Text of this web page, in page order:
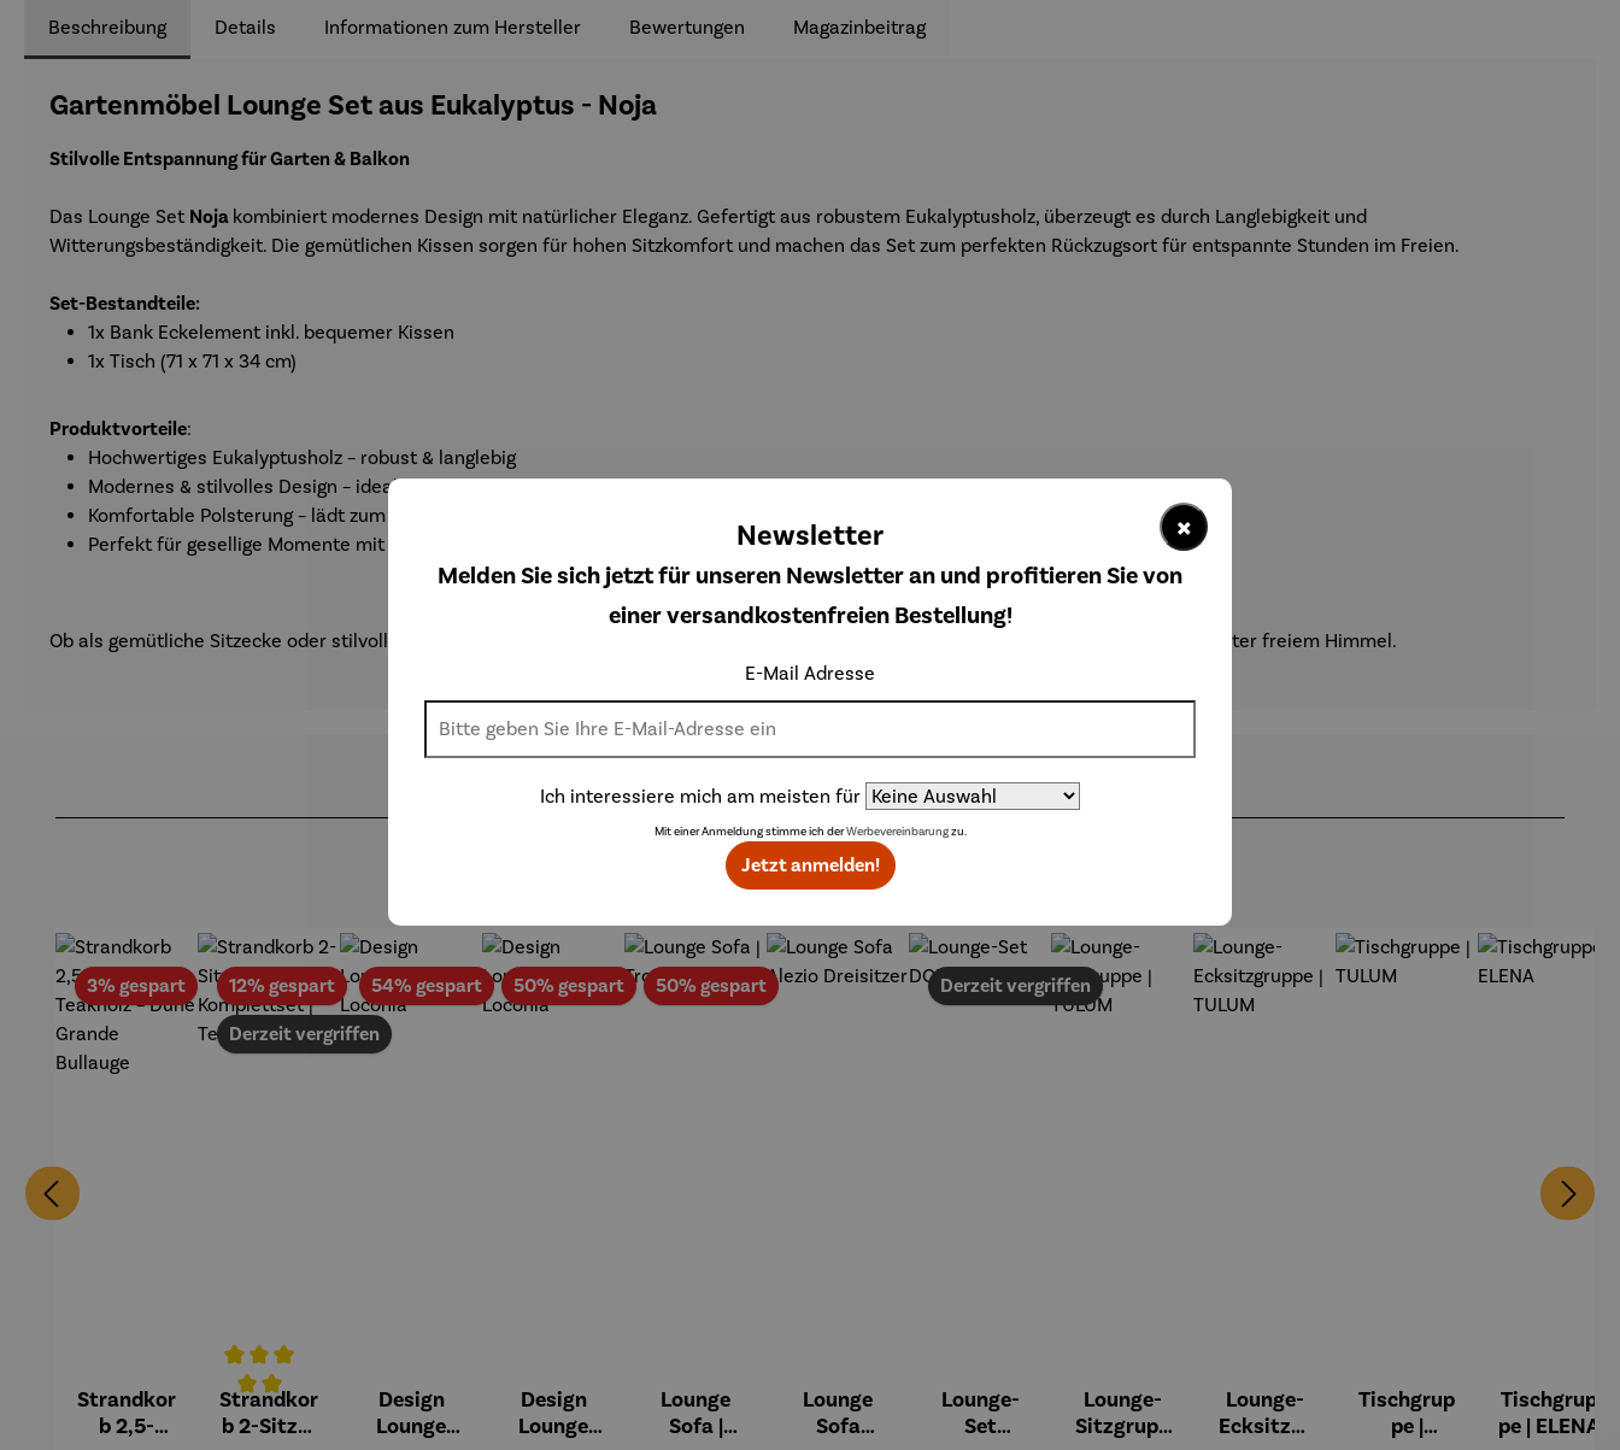
Beschreibung Details Informationen zum Hersteller Bewertungen Magazinbeitrag
Gartenmöbel Lounge Set aus Eukalyptus - Noja
Stilvolle Entspannung für Garten & Balkon
Das Lounge Set Noja kombiniert modernes Design mit natürlicher Eleganz. Gefertigt aus robustem Eukalyptusholz, überzeugt es durch Langlebigkeit und
Witterungsbeständigkeit. Die gemütlichen Kissen sorgen für hohen Sitzkomfort und machen das Set zum perfekten Rückzugsort für entspannte Stunden im Freien.
Set-Bestandteile:
1x Bank Eckelement inkl. bequemer Kissen
1x Tisch (71 x 71 x 34 cm)
Produktvorteile:
Hochwertiges Eukalyptusholz – robust & langlebig
Modernes & stilvolles Design – ideal für Garten, Terrasse & Balkon
Komfortable Polsterung – lädt zum Verweilen ein
Perfekt für gesellige Momente mit Familie & Freunden
Ob als gemütliche Sitzecke oder stilvolles Highlight – das Gartenmöbel Lounge Set Noja schafft eine entspannte Wohlfühlatmosphäre unter freiem Himmel.
Weitere Produkte
3% gespartRabatt
Strandkor
b 2,5-
Derzeit vergriffen
12% gespartRabatt
Durchschnittliche Bewertung von 5 von 5 Sternen
Strandkor
b 2-Sitzer
54% gespartRabatt
Design
Lounge
50% gespartRabatt
Design
Lounge
50% gespartRabatt
Lounge
Sofa |
Lounge
Sofa
Derzeit vergriffen
Lounge-
Set
Lounge-
Sitzgrupp
Lounge-
Ecksitzgr
Tischgrup
pe |
Tischgrup
pe | ELENA
×
Newsletter
Melden Sie sich jetzt für unseren Newsletter an und profitieren Sie von
einer versandkostenfreien Bestellung!
E-Mail Adresse
Ich interessiere mich am meisten für
Mit einer Anmeldung stimme ich derWerbevereinbarungzu.
Jetzt anmelden!